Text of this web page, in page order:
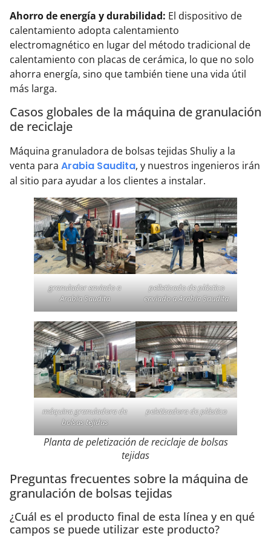
Ahorro de energía y durabilidad: El dispositivo de
calentamiento adopta calentamiento
electromagnético en lugar del método tradicional de
calentamiento con placas de cerámica, lo que no solo
ahorra energía, sino que también tiene una vida útil
más larga.
Casos globales de la máquina de granulación
de reciclaje
Máquina granuladora de bolsas tejidas Shuliy a la
venta para Arabia Saudita, y nuestros ingenieros irán
al sitio para ayudar a los clientes a instalar.
granulador enviado a
Arabia Saudita
pelletizado de plástico
enviado a Arabia Saudita
máquina granuladora de
bolsas tejidas
peletizadora de plástico
Planta de peletización de reciclaje de bolsas
tejidas
Preguntas frecuentes sobre la máquina de
granulación de bolsas tejidas
¿Cuál es el producto final de esta línea y en qué
campos se puede utilizar este producto?